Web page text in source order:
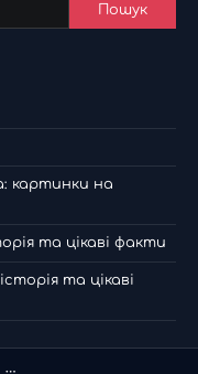
Пошук
картинки на
та цікаві факти
та цікаві